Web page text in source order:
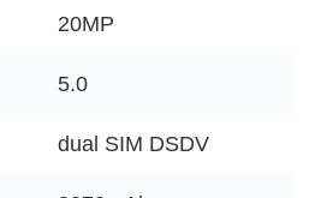
20MP
5.0
dual SIM DSDV